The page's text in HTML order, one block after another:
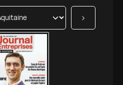
Suivant